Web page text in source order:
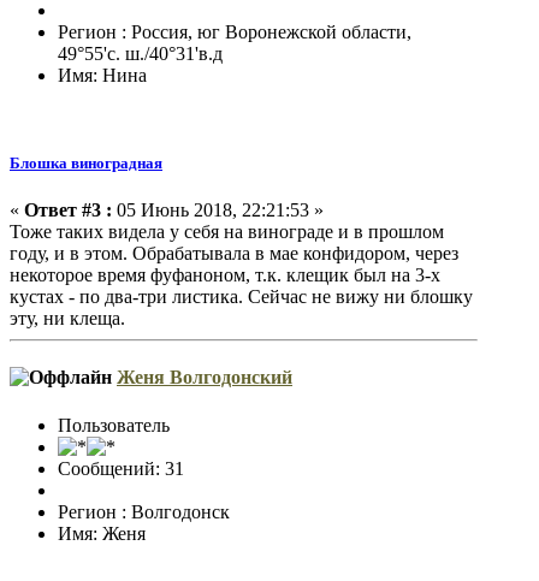
Регион : Россия, юг Воронежской области,
49°55'с. ш./40°31'в.д
Имя: Нина
Блошка виноградная
« Ответ #3 : 05 Июнь 2018, 22:21:53 »
Тоже таких видела у себя на винограде и в прошлом
году, и в этом. Обрабатывала в мае конфидором, через
некоторое время фуфаноном, т.к. клещик был на 3-х
кустах - по два-три листика. Сейчас не вижу ни блошку
эту, ни клеща.
Женя Волгодонский
Пользователь
Сообщений: 31
Регион : Волгодонск
Имя: Женя